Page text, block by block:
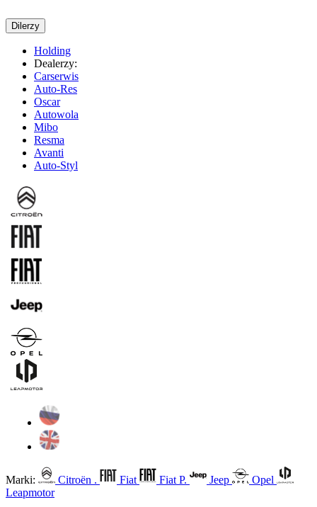
Dilerzy
Holding
Dealerzy:
Carserwis
Auto-Res
Oscar
Autowola
Mibo
Resma
Avanti
Auto-Styl
Marki: Citroën . Fiat Fiat P. Jeep
Opel
Leapmotor